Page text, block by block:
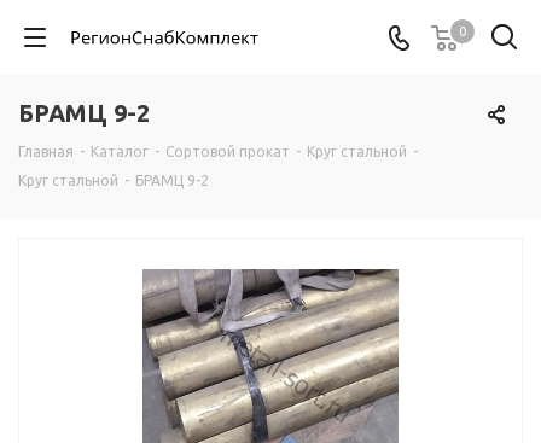
0
БРАМЦ 9-2
Главная - Каталог - Сортовой прокат - Круг стальной -
Круг стальной - БРАМЦ 9-2